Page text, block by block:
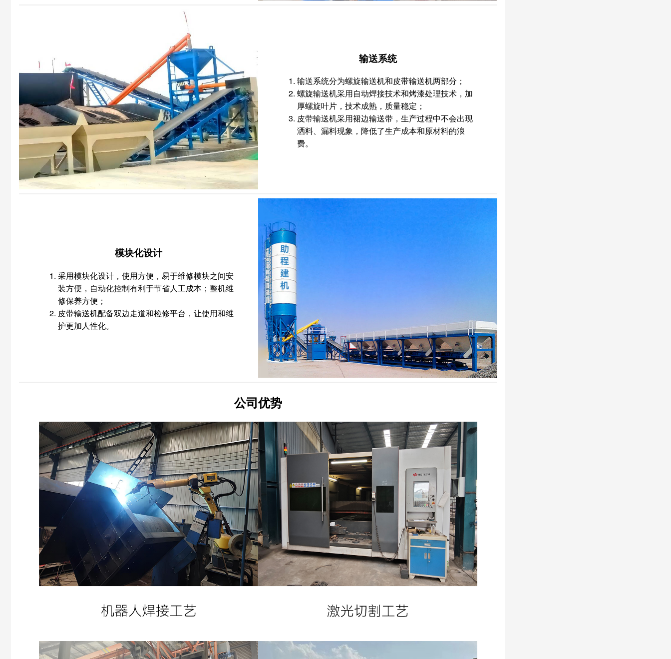
输送系统
输送系统分为螺旋输送机和皮带输送机两部分；
螺旋输送机采用自动焊接技术和烤漆处理技术，加
厚螺旋叶片，技术成熟，质量稳定；
皮带输送机采用裙边输送带，生产过程中不会出现
洒料、漏料现象，降低了生产成本和原材料的浪
费。
模块化设计
采用模块化设计，使用方便，易于维修模块之间安
装方便，自动化控制有利于节省人工成本；整机维
修保养方便；
皮带输送机配备双边走道和检修平台，让使用和维
护更加人性化。
公司优势